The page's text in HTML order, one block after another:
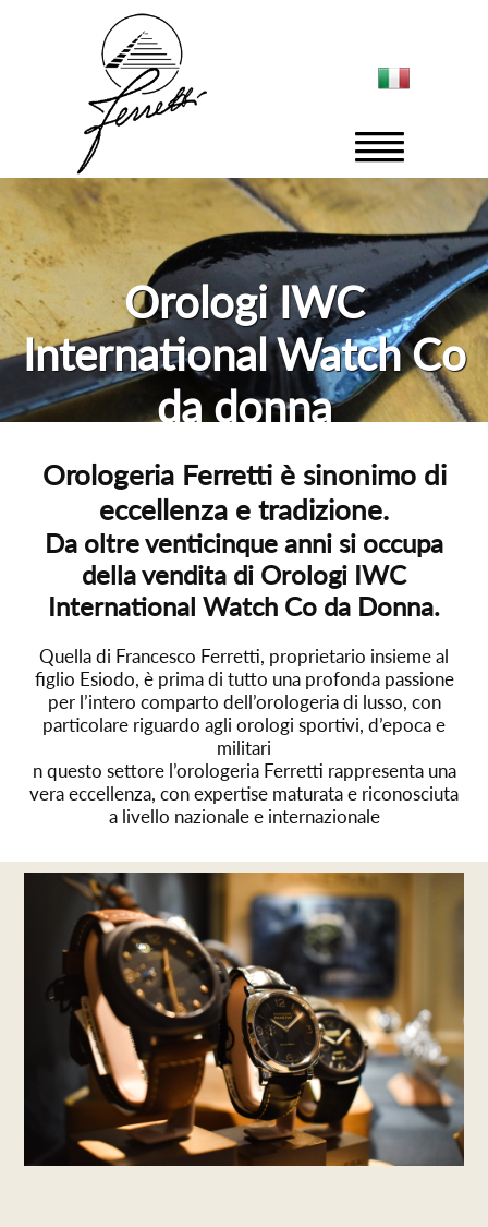
Orologi IWC
International Watch Co
da donna
Orologeria Ferretti è sinonimo di
eccellenza e tradizione.
Da oltre venticinque anni si occupa
della vendita di Orologi IWC
International Watch Co da Donna.
Quella di Francesco Ferretti, proprietario insieme al
figlio Esiodo, è prima di tutto una profonda passione
per l’intero comparto dell’orologeria di lusso, con
particolare riguardo agli orologi sportivi, d’epoca e
militari
n questo settore l’orologeria Ferretti rappresenta una
vera eccellenza, con expertise maturata e riconosciuta
a livello nazionale e internazionale